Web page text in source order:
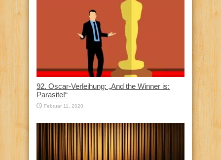
92. Oscar-Verleihung: „And the Winner is:
Parasite!“
Februar 11, 2020